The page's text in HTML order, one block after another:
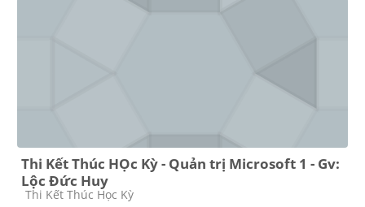
Thi Kết Thúc HỌc Kỳ - Quản trị Microsoft 1 - Gv:
Lộc Đức Huy
Course category
Thi Kết Thúc Học Kỳ